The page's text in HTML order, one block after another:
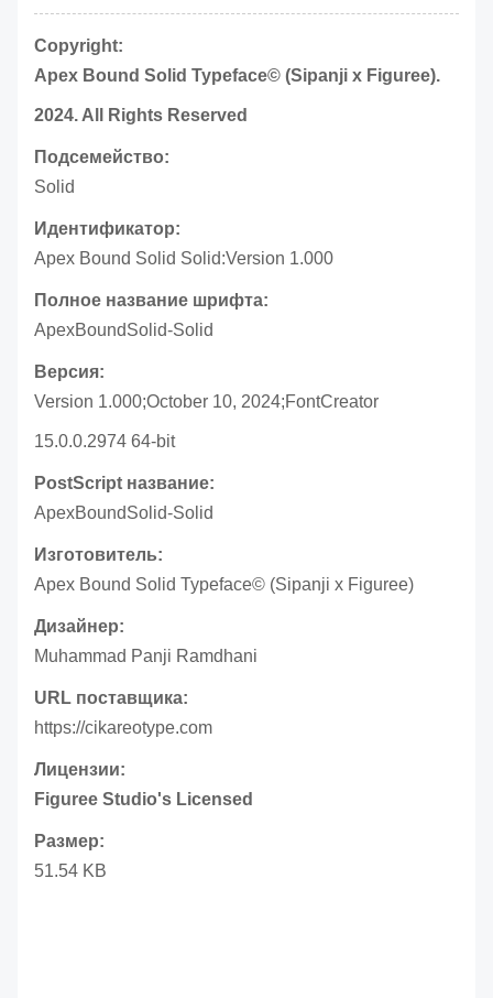
Copyright:
Apex Bound Solid Typeface© (Sipanji x Figuree).
2024. All Rights Reserved
Подсемейство:
Solid
Идентификатор:
Apex Bound Solid Solid:Version 1.000
Полное название шрифта:
ApexBoundSolid-Solid
Версия:
Version 1.000;October 10, 2024;FontCreator
15.0.0.2974 64-bit
PostScript название:
ApexBoundSolid-Solid
Изготовитель:
Apex Bound Solid Typeface© (Sipanji x Figuree)
Дизайнер:
Muhammad Panji Ramdhani
URL поставщика:
https://cikareotype.com
Лицензии:
Figuree Studio's Licensed
Размер:
51.54 KB